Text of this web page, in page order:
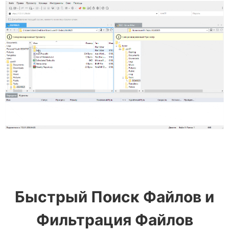
Быстрый Поиск Файлов и
Фильтрация Файлов